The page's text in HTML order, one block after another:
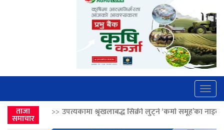
ताजा
समाचार
श्रृंखलाबद्ध सिक्री लुट्ने ‘कर्मा समूह’का नाइकेसहित पाँच पक्राउ >>